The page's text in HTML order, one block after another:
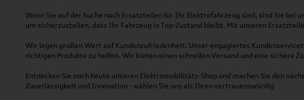
Wenn Sie auf der Suche nach Ersatzteilen für Ihr Elektrofahrzeug sind, sind Sie
um sicherzustellen, dass Ihr Fahrzeug in Top-Zustand bleibt. Mit unseren
Wir legen großen Wert auf Kundenzufriedenheit. Unser engagiertes
richtigen Produkte zu helfen. Wir bieten einen schnellen Versand und eine
Entdecken Sie noch heute unseren Elektromobilitäts-Shop und machen Sie den
Zuverlässigkeit und Innovation - wählen Sie uns als Ihren vertrauenswürdig